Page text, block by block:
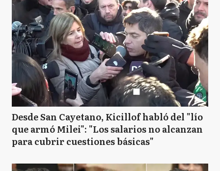
Desde San Cayetano, Kicillof habló del "lío
que armó Milei": "Los salarios no alcanzan
para cubrir cuestiones básicas"